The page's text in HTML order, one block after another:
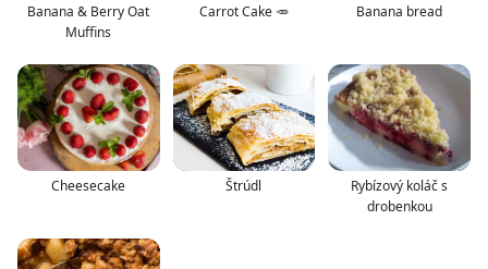
Banana & Berry Oat
Muffins
Carrot Cake 🥕 Banana bread
Cheesecake Štrúdl
Rybízový koláč s
drobenkou